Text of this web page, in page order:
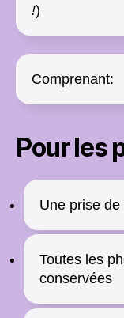
!)
Comprenant:
Pour les
Une prise
Toutes les
conservées